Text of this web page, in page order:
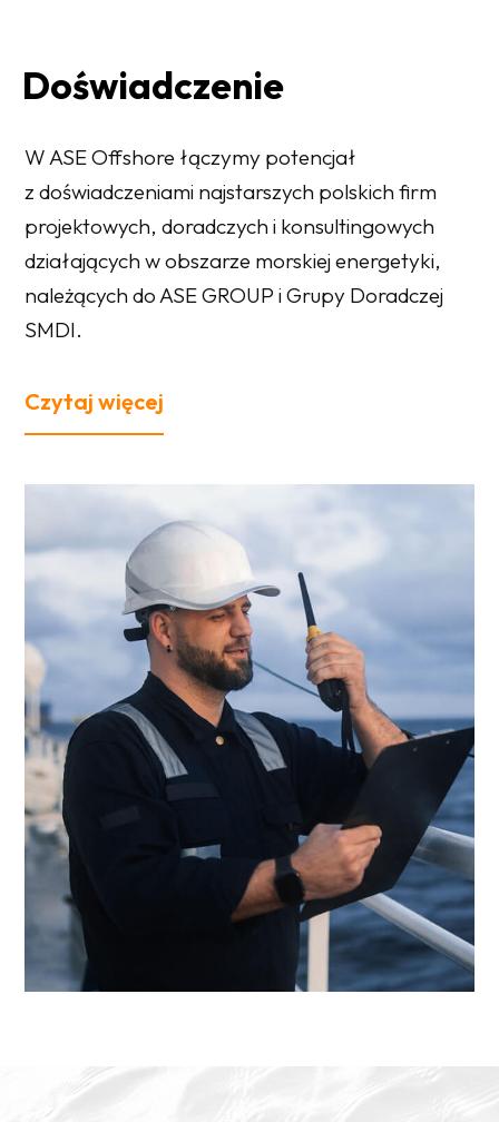
Doświadczenie
W ASE Offshore łączymy potencjał
z doświadczeniami najstarszych polskich firm
projektowych, doradczych i konsultingowych
działających w obszarze morskiej energetyki,
należących do ASE GROUP i Grupy Doradczej
SMDI.
Czytaj więcej